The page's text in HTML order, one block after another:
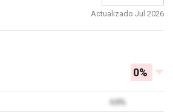
Actualizado Jul 2026
0%
4.8%